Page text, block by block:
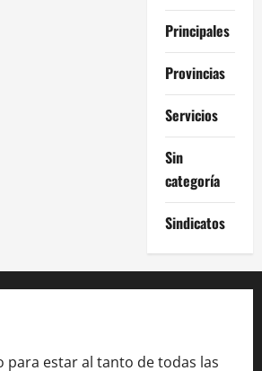
Principales
Provincias
Servicios
Sin
categoría
Sindicatos
para estar al tanto de todas las